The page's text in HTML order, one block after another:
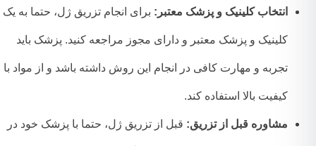
انتخاب کلینیک و پزشک معتبر:برای انجام تزریق ژل، حتما به یک
کلینیک و پزشک معتبر و دارای مجوز مراجعه کنید. پزشک باید
تجربه و مهارت کافی در انجام این روش داشته باشد و از مواد با
کیفیت بالا استفاده کند.
مشاوره قبل از تزریق:قبل از تزریق ژل، حتما با پزشک خود در